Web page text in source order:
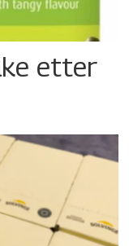
etter